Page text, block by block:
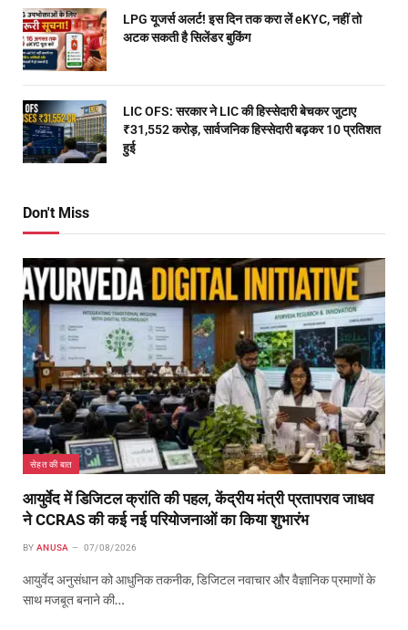
LPG यूजर्स अलर्ट! इस दिन तक करा लें eKYC, नहीं तो
अटक सकती है सिलेंडर बुकिंग
LIC OFS: सरकार ने LIC की हिस्सेदारी बेचकर जुटाए
₹31,552 करोड़, सार्वजनिक हिस्सेदारी बढ़कर 10 प्रतिशत
हुई
Don't Miss
सेहत की बात
आयुर्वेद में डिजिटल क्रांति की पहल, केंद्रीय मंत्री प्रतापराव जाधव
ने CCRAS की कई नई परियोजनाओं का किया शुभारंभ
BY ANUSA 07/08/2026
आयुर्वेद अनुसंधान को आधुनिक तकनीक, डिजिटल नवाचार और वैज्ञानिक प्रमाणों के
साथ मजबूत बनाने की…